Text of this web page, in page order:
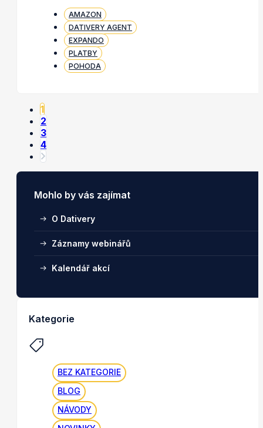
AMAZON
DATIVERY AGENT
EXPANDO
PLATBY
POHODA
1
2
3
4
Mohlo by vás zajímat
O Dativery
Záznamy webinářů
Kalendář akcí
Kategorie
BEZ KATEGORIE
BLOG
NÁVODY